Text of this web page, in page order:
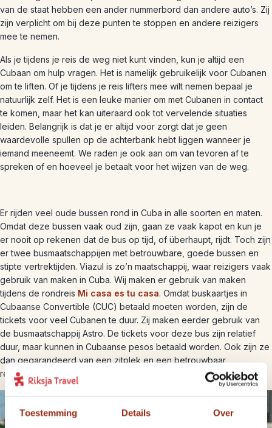
Toestemming Details Over
van de staat hebben een ander nummerbord dan andere auto’s. Zij
zijn verplicht om bij deze punten te stoppen en andere reizigers
mee te nemen.
Als je tijdens je reis de weg niet kunt vinden, kun je altijd een
Cubaan om hulp vragen. Het is namelijk gebruikelijk voor Cubanen
om te liften. Of je tijdens je reis lifters mee wilt nemen bepaal je
natuurlijk zelf. Het is een leuke manier om met Cubanen in contact
te komen, maar het kan uiteraard ook tot vervelende situaties
leiden. Belangrijk is dat je er altijd voor zorgt dat je geen
waardevolle spullen op de achterbank hebt liggen wanneer je
iemand meeneemt. We raden je ook aan om van tevoren af te
spreken of en hoeveel je betaalt voor het wijzen van de weg.
Er rijden veel oude bussen rond in Cuba in alle soorten en maten.
Omdat deze bussen vaak oud zijn, gaan ze vaak kapot en kun je
er nooit op rekenen dat de bus op tijd, of überhaupt, rijdt. Toch zijn
er twee busmaatschappijen met betrouwbare, goede bussen en
stipte vertrektijden. Viazul is zo’n maatschappij, waar reizigers vaak
gebruik van maken in Cuba. Wij maken er gebruik van maken
tijdens de rondreis Mi casa es tu casa. Omdat buskaartjes in
Cubaanse Convertible (CUC) betaald moeten worden, zijn de
tickets voor veel Cubanen te duur. Zij maken eerder gebruik van
de busmaatschappij Astro. De tickets voor deze bus zijn relatief
duur, maar kunnen in Cubaanse pesos betaald worden. Ook zijn ze
dan gegarandeerd van een zitplek en een betrouwbaar
reisschema naar alle grote steden in het land.